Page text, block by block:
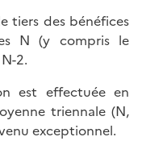
tiers des bénéfices
N (y compris le
2.
est effectuée en
triennale (N,
exceptionnel.